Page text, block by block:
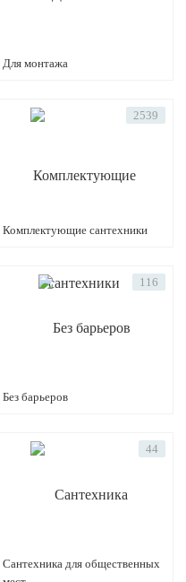
Для монтажа
Комплектующие сантехники
2539
Без барьеров
116
Сантехника для общественных
44